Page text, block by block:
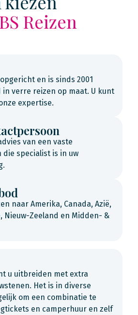
Reizen
opgericht en is sinds 2001
in verre reizen op maat. U kunt
expertise.
van een vaste
specialist is in uw
naar Amerika, Canada, Azië,
Nieuw-Zeeland en Midden- &
u uitbreiden met extra
Het is in diverse
om een combinatie te
en camperhuur en zelf